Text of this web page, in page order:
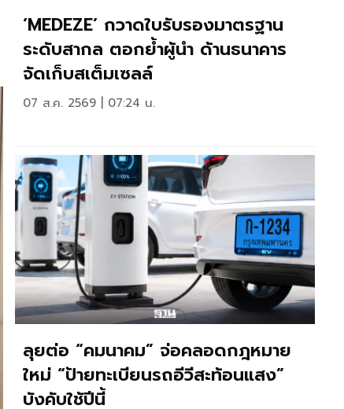
‘MEDEZE’ กวาดใบรับรองมาตรฐาน
ระดับสากล ตอกย้ำผู้นำ ด้านธนาคาร
จัดเก็บสเต็มเซลล์
07 ส.ค. 2569 | 07:24 น.
ลุยต่อ “คมนาคม” จ่อคลอดกฎหมาย
ใหม่ “ป้ายทะเบียนรถอีวีสะท้อนแสง”
บังคับใช้ปีนี้